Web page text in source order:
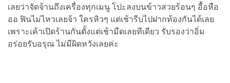
เลยว่าจัดจ้านถึงเครื่องทุกเมนู โปะลงบนข้าวสวยร้อนๆ อื้อหือ
ออ ฟินไม่ไหวเลยจ้า ใครหิวๆ แต่เช้ารีบไปฝากท้องกันได้เลย
เพราะเค้าเปิดร้านกันตั้งแต่เช้ามืดเลยทีเดียว รับรองว่าอิ่ม
อร่อยรับอรุณ ไม่มีผิดหวังเลยค่ะ